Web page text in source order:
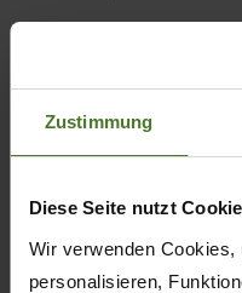
Zustimmung
Diese Seite nutzt
Wir verwenden
personalisieren,
Bank Payment
frühestens die Auszahlung